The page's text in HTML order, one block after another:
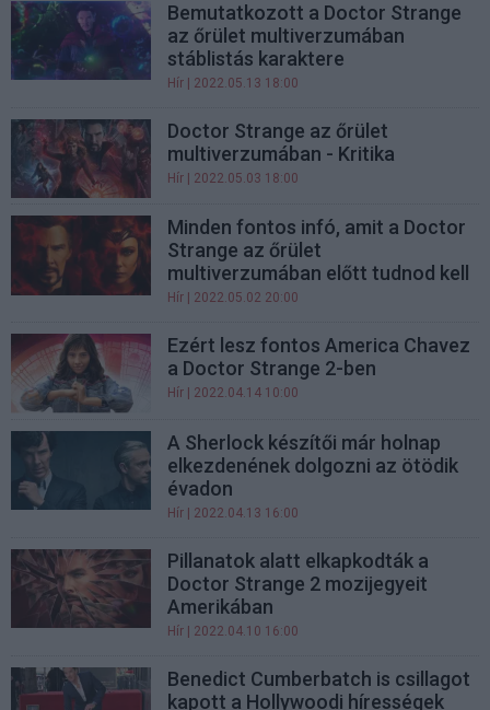
Bemutatkozott a Doctor Strange
az őrület multiverzumában
stáblistás karaktere
Hír | 2022.05.13 18:00
Doctor Strange az őrület
multiverzumában - Kritika
Hír | 2022.05.03 18:00
Minden fontos infó, amit a Doctor
Strange az őrület
multiverzumában előtt tudnod kell
Hír | 2022.05.02 20:00
Ezért lesz fontos America Chavez
a Doctor Strange 2-ben
Hír | 2022.04.14 10:00
A Sherlock készítői már holnap
elkezdenének dolgozni az ötödik
évadon
Hír | 2022.04.13 16:00
Pillanatok alatt elkapkodták a
Doctor Strange 2 mozijegyeit
Amerikában
Hír | 2022.04.10 16:00
Benedict Cumberbatch is csillagot
kapott a Hollywoodi hírességek